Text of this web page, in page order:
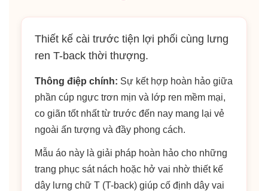
Thiết kế cài trước tiện lợi phối cùng lưng
ren T-back thời thượng.
Thông điệp chính: Sự kết hợp hoàn hảo giữa
phần cúp ngực trơn mịn và lớp ren mềm mại,
co giãn tốt nhất từ trước đến nay mang lại vẻ
ngoài ấn tượng và đầy phong cách.
Mẫu áo này là giải pháp hoàn hảo cho những
trang phục sát nách hoặc hở vai nhờ thiết kế
dây lưng chữ T (T-back) giúp cố định dây vai